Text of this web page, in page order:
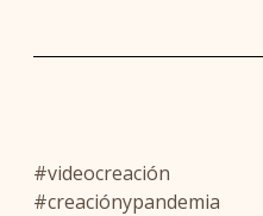
#videocreación
#creaciónypandemia